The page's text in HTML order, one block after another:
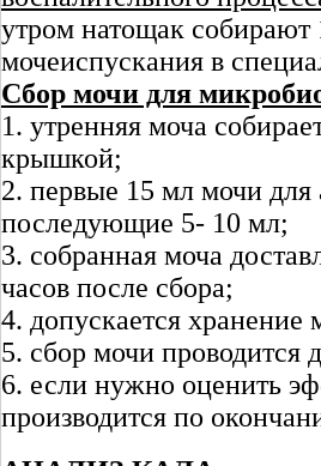
утром натощак собирают
мочеиспускания в
Сбор мочи для
1. утренняя моча
крышкой;
2. первые 15 мл мочи для
последующие 5- 10 мл;
3. собранная моча
часов после сбора;
4. допускается хранение
5. сбор мочи проводится
6. если нужно оценить
производится по